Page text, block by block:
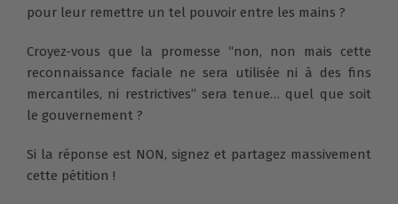
pour leur remettre un tel pouvoir entre les mains ?
Croyez-vous que la promesse “non, non mais cette
reconnaissance faciale ne sera utilisée ni à des fins
mercantiles, ni restrictives” sera tenue… quel que soit
le gouvernement ?
Si la réponse est NON, signez et partagez massivement
cette pétition !